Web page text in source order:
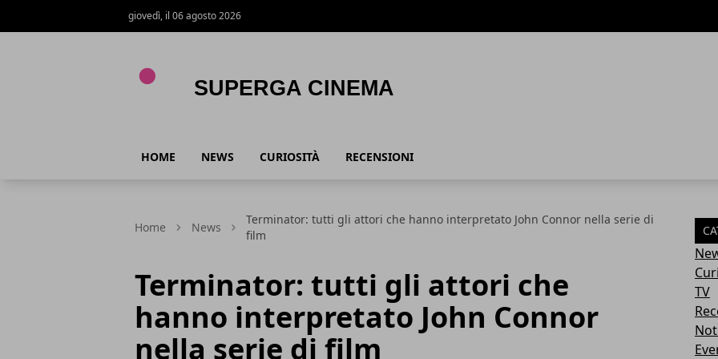
giovedì, il 06 agosto 2026
HOME NEWS CURIOSITÀ RECENSIONI
Home News
Terminator: tutti gli attori che hanno interpretato John Connor nella serie di
film
Terminator: tutti gli attori che
hanno interpretato John Connor
nella serie di film
TV